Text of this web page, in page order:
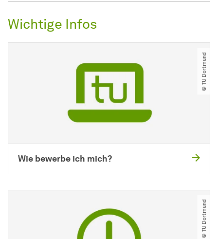
Wichtige Infos
© TU Dortmund
Wie bewerbe ich mich?
© TU Dortmund